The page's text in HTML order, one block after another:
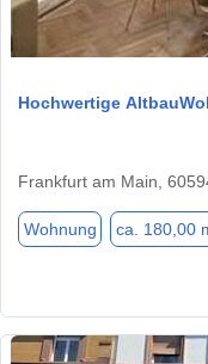
Hochwertige
Frankfurt am Main,
Wohnung ca. 180,00